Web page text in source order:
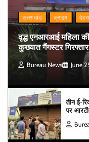
उत्तराखंड क्राइम
वृद्ध एनआरआई महिला
कुख्यात गैंगस्टर गिरफ्तार
Bureau News June
तीन ई-
पर